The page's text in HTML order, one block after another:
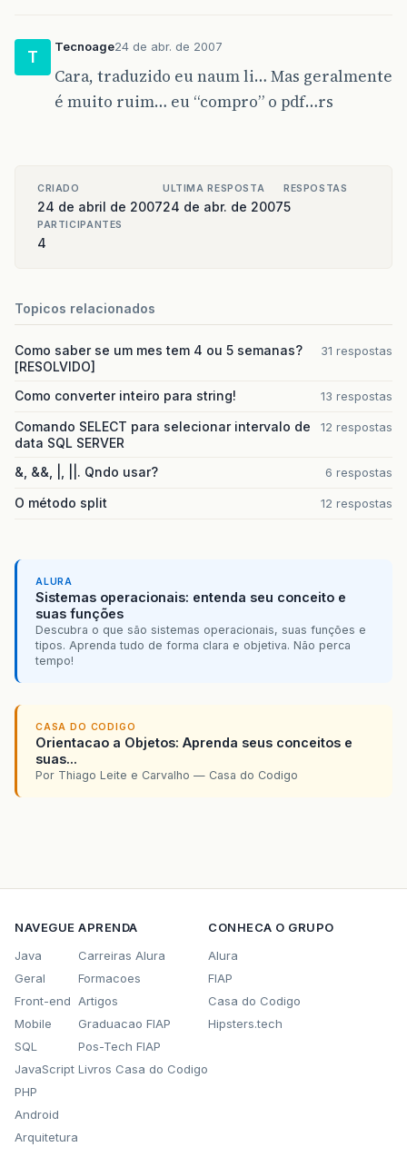
T
Tecnoage24 de abr. de 2007
Cara, traduzido eu naum li… Mas geralmente
é muito ruim… eu “compro” o pdf…rs
CRIADO
24 de abril de 2007
ULTIMA RESPOSTA
24 de abr. de 2007
RESPOSTAS
5
PARTICIPANTES
4
Topicos relacionados
Como saber se um mes tem 4 ou 5 semanas?
[RESOLVIDO]
31 respostas
Como converter inteiro para string! 13 respostas
Comando SELECT para selecionar intervalo de
data SQL SERVER
12 respostas
&, &&, |, ||. Qndo usar? 6 respostas
O método split 12 respostas
ALURA
Sistemas operacionais: entenda seu conceito e
suas funções
Descubra o que são sistemas operacionais, suas funções e
tipos. Aprenda tudo de forma clara e objetiva. Não perca
tempo!
CASA DO CODIGO
Orientacao a Objetos: Aprenda seus conceitos e
suas...
Por Thiago Leite e Carvalho — Casa do Codigo
NAVEGUE
Java
Geral
Front-end
Mobile
SQL
JavaScript
PHP
Android
Arquitetura
APRENDA
Carreiras Alura
Formacoes
Artigos
Graduacao FIAP
Pos-Tech FIAP
Livros Casa do Codigo
CONHECA O GRUPO
Alura
FIAP
Casa do Codigo
Hipsters.tech